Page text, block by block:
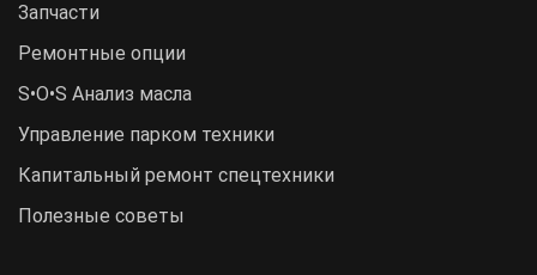
Запчасти
Ремонтные опции
S•O•S Анализ масла
Управление парком техники
Капитальный ремонт спецтехники
Полезные советы